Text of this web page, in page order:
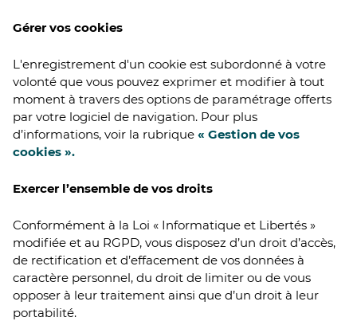
Gérer vos cookies
L'enregistrement d'un cookie est subordonné à votre
volonté que vous pouvez exprimer et modifier à tout
moment à travers des options de paramétrage offerts
par votre logiciel de navigation. Pour plus
d’informations, voir la rubrique « Gestion de vos
cookies ».
Exercer l’ensemble de vos droits
Conformément à la Loi « Informatique et Libertés »
modifiée et au RGPD, vous disposez d’un droit d’accès,
de rectification et d’effacement de vos données à
caractère personnel, du droit de limiter ou de vous
opposer à leur traitement ainsi que d’un droit à leur
portabilité.